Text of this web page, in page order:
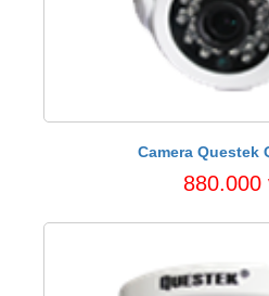
Camera Questek
880.000